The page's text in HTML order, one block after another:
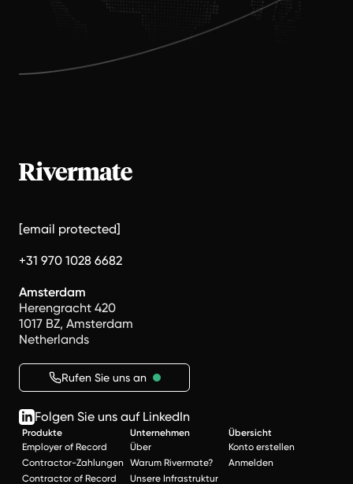
[email protected]
+31 970 1028 6682
Amsterdam
Herengracht 420
1017 BZ, Amsterdam
Netherlands
Rufen Sie uns an
Folgen Sie uns auf LinkedIn
Produkte
Employer of Record
Contractor-Zahlungen
Contractor of Record
Unternehmen
Über
Warum Rivermate?
Unsere Infrastruktur
Übersicht
Konto erstellen
Anmelden